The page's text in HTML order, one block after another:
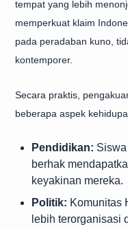
tempat yang lebih
memperkuat klaim
pada peradaban kuno,
kontemporer.
Secara praktis,
beberapa aspek
Pendidikan:
berhak
keyakinan mereka.
Politik: Komunitas
lebih terorganisasi